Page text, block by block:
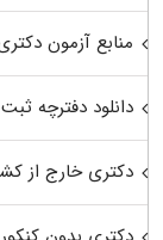
منابع آزمون
دانلود دفترچه
دکتری خارج از